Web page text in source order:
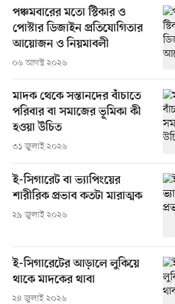
পঞ্চমবারের মতো স্টিকার ও
পোস্টার ডিজাইন প্রতিযোগিতার
আয়োজন ও নিয়মাবলী
০৬ আগস্ট ২০২৬
মাদক থেকে সন্তানদের বাঁচাতে
পরিবার বা সমাজের ভূমিকা কী
হওয়া উচিত
৩১ জুলাই ২০২৬
ই-সিগারেট বা ভ্যাপিংয়ের
শারীরিক প্রভাব কতটা মারাত্মক
২৯ জুলাই ২০২৬
ই-সিগারেটের আড়ালে লুকিয়ে
থাকে মাদকের থাবা
২৪ জুলাই ২০২৬